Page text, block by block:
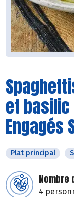
et basilic
Engagés
Plat principal
Nombre
4